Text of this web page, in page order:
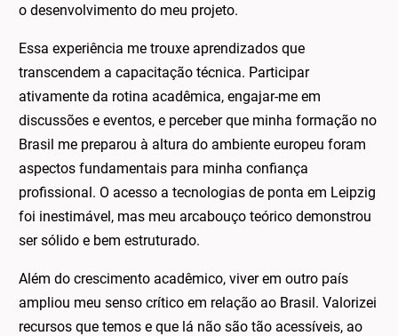
o desenvolvimento do meu projeto.
Essa experiência me trouxe aprendizados que
transcendem a capacitação técnica. Participar
ativamente da rotina acadêmica, engajar-me em
discussões e eventos, e perceber que minha formação no
Brasil me preparou à altura do ambiente europeu foram
aspectos fundamentais para minha confiança
profissional. O acesso a tecnologias de ponta em Leipzig
foi inestimável, mas meu arcabouço teórico demonstrou
ser sólido e bem estruturado.
Além do crescimento acadêmico, viver em outro país
ampliou meu senso crítico em relação ao Brasil. Valorizei
recursos que temos e que lá não são tão acessíveis, ao